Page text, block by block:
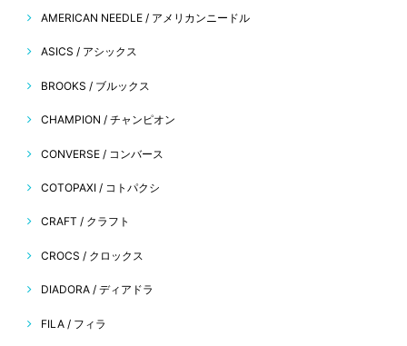
AMERICAN NEEDLE / アメリカンニードル
ASICS / アシックス
BROOKS / ブルックス
CHAMPION / チャンピオン
CONVERSE / コンバース
COTOPAXI / コトパクシ
CRAFT / クラフト
CROCS / クロックス
DIADORA / ディアドラ
FILA / フィラ